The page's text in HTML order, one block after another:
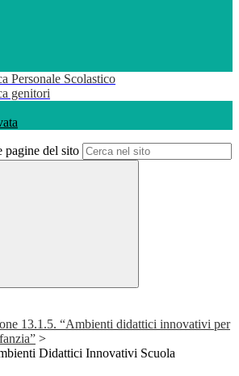
Personale Scolastico
genitori
pagine del sito
13.1.5. “Ambienti didattici innovativi per
>
Didattici Innovativi Scuola